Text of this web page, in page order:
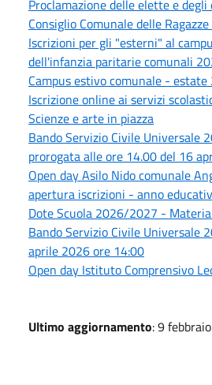
Proclamazione delle elette e
Consiglio Comunale delle
Iscrizioni per gli "esterni" al
dell'infanzia paritarie comunali
Campus estivo comunale -
Iscrizione online ai servizi
Scienze e arte in piazza
Bando Servizio Civile Universale
prorogata alle ore 14.00 del 16
Open day Asilo Nido comunale
apertura iscrizioni - anno
Dote Scuola 2026/2027 -
Bando Servizio Civile Universale
aprile 2026 ore 14:00
Open day Istituto Comprensivo
Ultimo aggiornamento: 9